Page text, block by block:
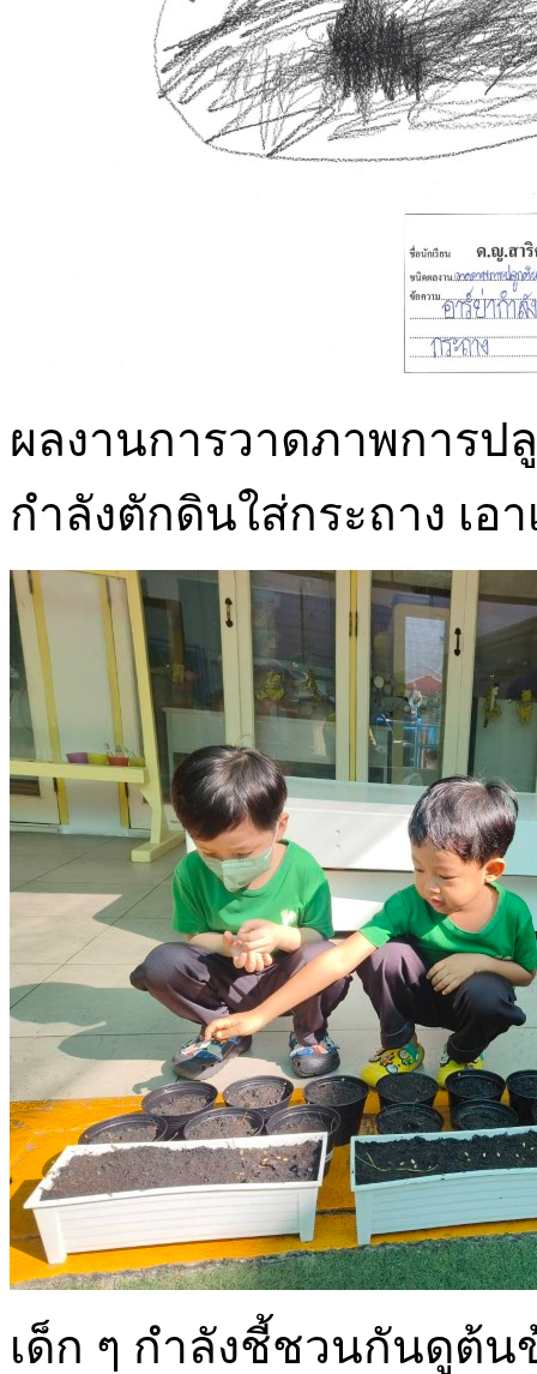
ผลงานการวาดภาพการป
กำลังตักดินใส่กระถาง เอ
เด็ก ๆ กำลังชี้ชวนกันดูต้